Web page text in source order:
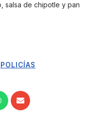
salsa de chipotle y pan
POLICÍAS